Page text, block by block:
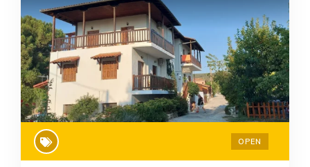
OPEN